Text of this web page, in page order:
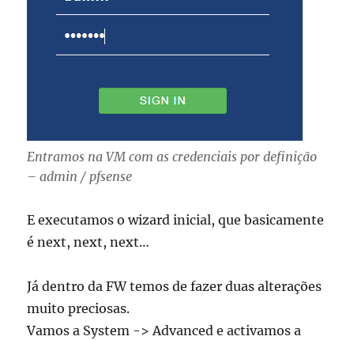
Entramos na VM com as credenciais por definição
– admin / pfsense
E executamos o wizard inicial, que basicamente
é next, next, next…
Já dentro da FW temos de fazer duas alterações
muito preciosas.
Vamos a System -> Advanced e activamos a